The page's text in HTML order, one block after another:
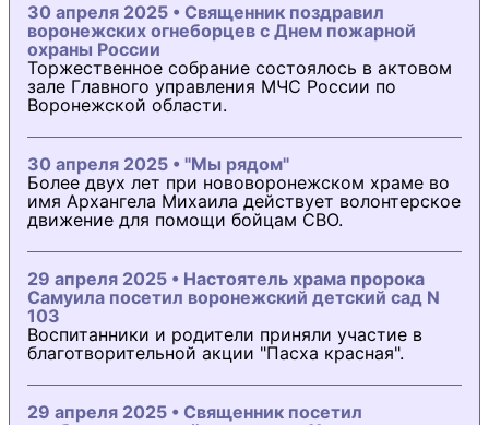
30 апреля 2025 • Священник поздравил
воронежских огнеборцев с Днем пожарной
охраны России
Торжественное собрание состоялось в актовом
зале Главного управления МЧС России по
Воронежской области.
30 апреля 2025 • "Мы рядом"
Более двух лет при нововоронежском храме во
имя Архангела Михаила действует волонтерское
движение для помощи бойцам СВО.
29 апреля 2025 • Настоятель храма пророка
Самуила посетил воронежский детский сад N
103
Воспитанники и родители приняли участие в
благотворительной акции "Пасха красная".
29 апреля 2025 • Священник посетил